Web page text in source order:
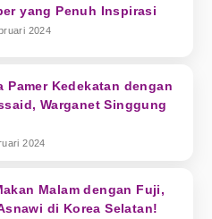
yang Penuh Inspirasi
2024
Pamer Kedekatan dengan
Warganet Singgung
2024
Malam dengan Fuji,
di Korea Selatan!